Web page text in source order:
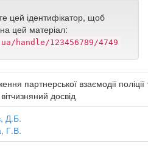
цей ідентифікатор, щоб
цей матеріал:
handle/123456789/4749
партнерської взаємодії поліції
досвід
Д.Б.
Г.В.